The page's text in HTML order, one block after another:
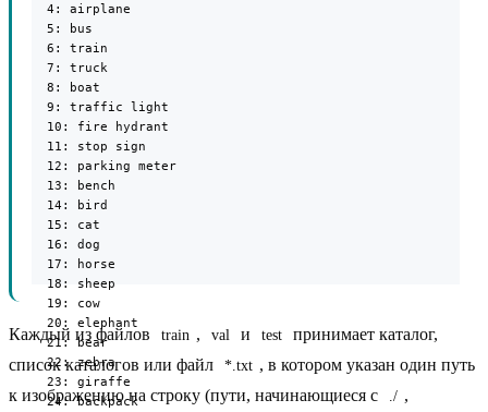
  4: airplane
  5: bus
  6: train
  7: truck
  8: boat
  9: traffic light
  10: fire hydrant
  11: stop sign
  12: parking meter
  13: bench
  14: bird
  15: cat
  16: dog
  17: horse
  18: sheep
  19: cow
  20: elephant
  21: bear
  22: zebra
  23: giraffe
  24: backpack
Каждый из файлов train , val и test
принимает каталог,
список каталогов или файл
*.txt , в котором указан один путь
к изображению на строку (пути, начинающиеся с
./ ,